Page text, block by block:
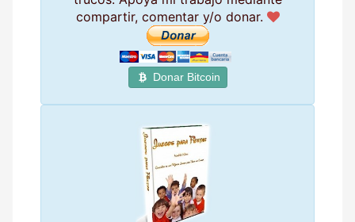
compartir, comentar y/o donar.
Donar Bitcoin